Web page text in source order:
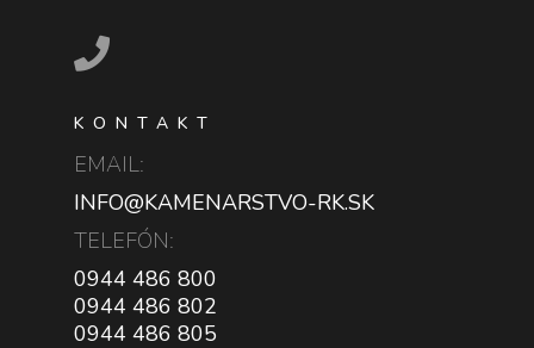
KONTAKT
EMAIL:
INFO@KAMENARSTVO-RK.SK
TELEFÓN:
0944 486 800
0944 486 802
0944 486 805